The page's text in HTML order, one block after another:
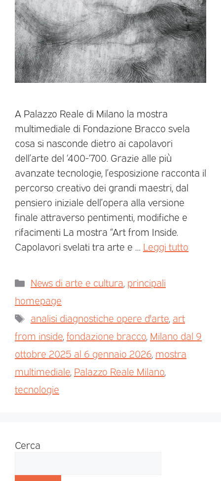
A Palazzo Reale di Milano la mostra
multimediale di Fondazione Bracco svela
cosa si nasconde dietro ai capolavori
dell’arte del ‘400-‘700. Grazie alle più
avanzate tecnologie, l’esposizione racconta il
percorso creativo dei grandi maestri, dal
pensiero iniziale dell’opera alla versione
finale attraverso pentimenti, modifiche e
rifacimenti La mostra “Art from Inside.
Capolavori svelati tra arte e … Leggi tutto
News di arte e cultura, principali
homepage
analisi diagnostiche opere d'arte, art
from inside,fondazione bracco, Milano dal 9
ottobre 2025 al 6 gennaio 2026, mostra
multimediale, Palazzo Reale Milano,
tecnologie
Cerca